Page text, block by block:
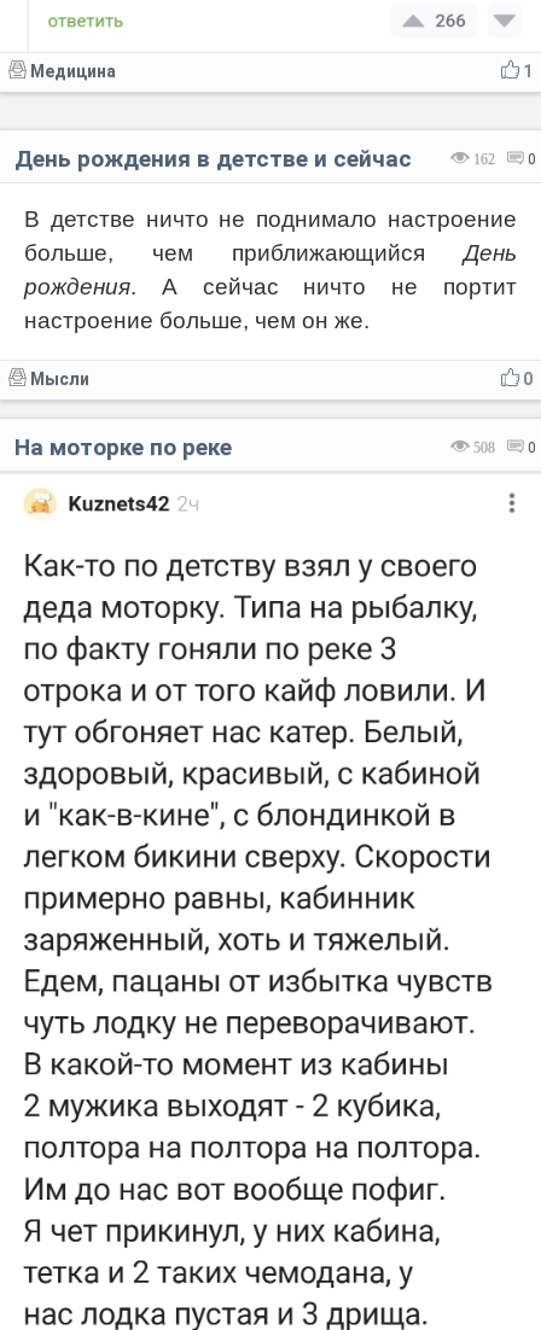
1
Медицина
162 0
День рождения в детстве и сейчас
В детстве ничто не поднимало настроение
больше, чем приближающийсяДень
рождения. А сейчас ничто не портит
настроение больше, чем он же.
0
Мысли
508 0
На моторке по реке